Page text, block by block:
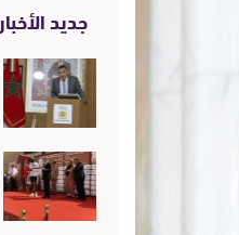
جديد الأخبار